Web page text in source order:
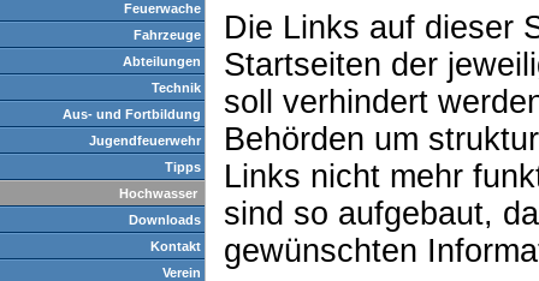
Feuerwache
Fahrzeuge
Abteilungen
Technik
Aus- und Fortbildung
Jugendfeuerwehr
Tipps
Hochwasser
Downloads
Kontakt
Verein
Die Links auf dieser
Startseiten der
soll verhindert
Behörden um
Links nicht mehr
sind so aufgebaut,
gewünschten